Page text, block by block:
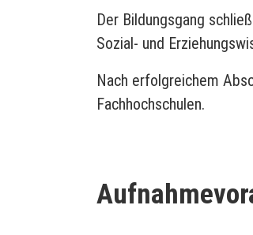
Der Bildungsgang
Sozial- und
Nach erfolgreichem
Fachhochschulen.